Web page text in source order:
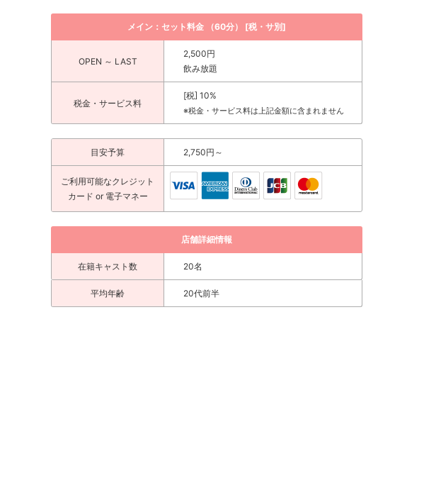
メイン：セット料金 （60分） [税・サ別]
OPEN ～ LAST
2,500円
飲み放題
税金・サービス料
[税] 10%
※税金・サービス料は上記金額に含まれません
目安予算 2,750円～
ご利用可能なクレジット
カード or 電子マネー
店舗詳細情報
在籍キャスト数 20名
平均年齢 20代前半